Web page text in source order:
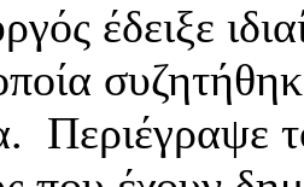
έδειξε
Περιέγραψε